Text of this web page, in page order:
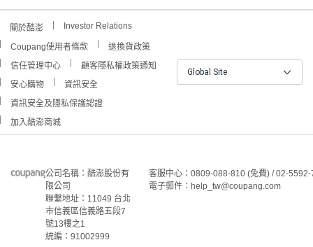
關於酷澎 Investor Relations
Coupang使用者條款
退換貨政策
信任管理中心
顧客隱私權政策通知
安心購物
資訊安全
資訊安全及隱私保護認證
加入酷澎商城
Global Site
公司名稱：酷澎股份有
限公司
聯繫地址：11049 台北
市信義區信義路五段7
號13樓之1
統編：91002999
客服中心：0809-088-810 (免費) / 02-
電子郵件：help_tw@coupang.com